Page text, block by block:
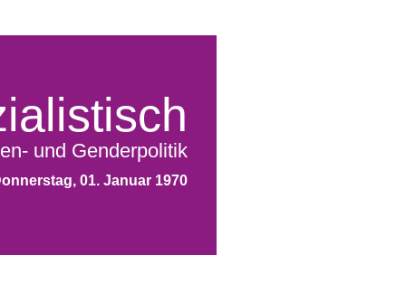
und Genderpolitik
01. Januar 1970